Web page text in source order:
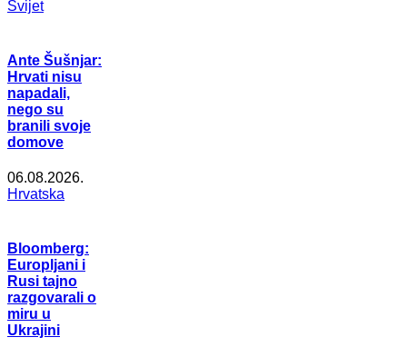
Svijet
Ante Šušnjar:
Hrvati nisu
napadali,
nego su
branili svoje
domove
06.08.2026.
Hrvatska
Bloomberg:
Europljani i
Rusi tajno
razgovarali o
miru u
Ukrajini